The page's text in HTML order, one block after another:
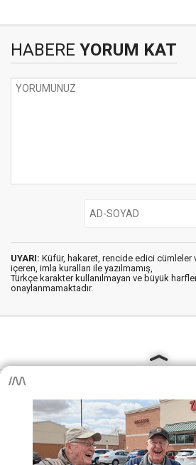
HABERE YORUM KAT
UYARI: Küfür, hakaret, rencide edici cümleler
içeren, imla kuralları ile yazılmamış,
Türkçe karakter kullanılmayan ve büyük
onaylanmamaktadır.
AjansKamu.Net - Memur, Meb
Sitesi © 2025
Anasayfa Künye İletişim